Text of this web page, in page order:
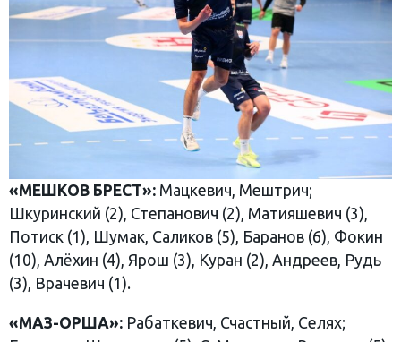
«МЕШКОВ БРЕСТ»: Мацкевич, Мештрич;
Шкуринский (2), Степанович (2), Матияшевич (3),
Потиск (1), Шумак, Саликов (5), Баранов (6), Фокин
(10), Алёхин (4), Ярош (3), Куран (2), Андреев, Рудь
(3), Врачевич (1).
«МАЗ-ОРША»: Рабаткевич, Счастный, Селях;